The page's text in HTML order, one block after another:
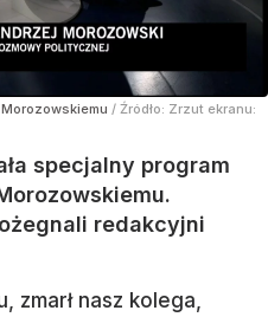
/ Źródło: Zrzut ekranu:
specjalny program
redakcyjni
zmarł nasz kolega,